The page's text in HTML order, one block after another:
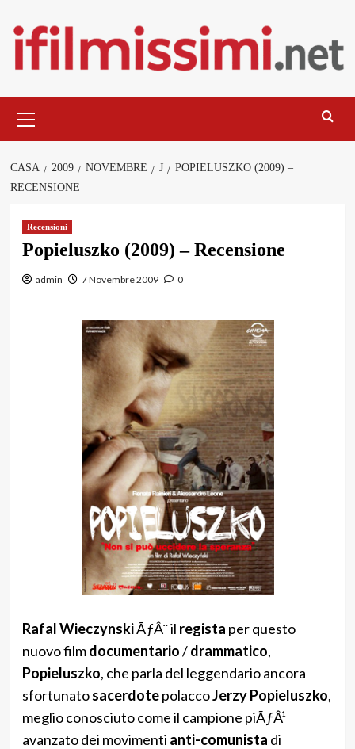
contenuto
principale
CASA 2009 NOVEMBRE J
POPIELUSZKO (2009) –
RECENSIONE
Recensioni
Popieluszko (2009) – Recensione
admin 7 Novembre 2009 0
Rafal WieczynskiÃƒÂ¨ il regista per questo
nuovo filmdocumentario/drammatico,
Popieluszko, che parla del leggendario ancora
sfortunatosacerdotepolaccoJerzy Popieluszko,
meglio conosciuto come il campione piÃƒÂ¹
avanzato dei movimenti anti-comunista di